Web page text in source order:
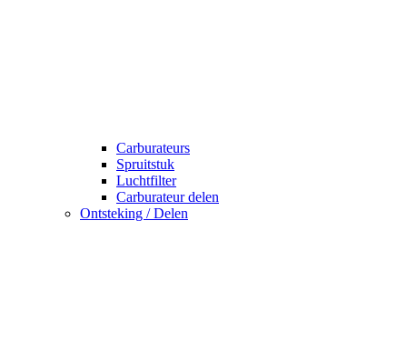
Carburateurs
Spruitstuk
Luchtfilter
Carburateur delen
Ontsteking / Delen